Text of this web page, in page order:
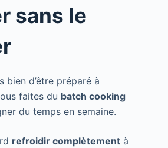
sans le
bien d’être préparé à
faites du batch cooking
du temps en semaine.
refroidir complètement à